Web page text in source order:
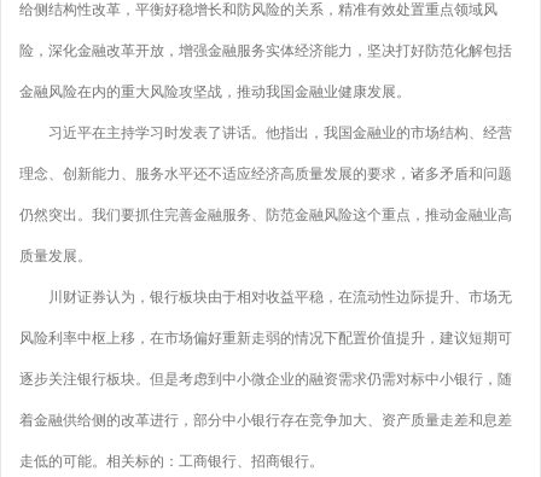
给侧结构性改革，平衡好稳增长和防风险的关系，精准有效处置重点领域风
险，深化金融改革开放，增强金融服务实体经济能力，坚决打好防范化解包括
金融风险在内的重大风险攻坚战，推动我国金融业健康发展。
习近平在主持学习时发表了讲话。他指出，我国金融业的市场结构、经营
理念、创新能力、服务水平还不适应经济高质量发展的要求，诸多矛盾和问题
仍然突出。我们要抓住完善金融服务、防范金融风险这个重点，推动金融业高
质量发展。
川财证券认为，银行板块由于相对收益平稳，在流动性边际提升、市场无
风险利率中枢上移，在市场偏好重新走弱的情况下配置价值提升，建议短期可
逐步关注银行板块。但是考虑到中小微企业的融资需求仍需对标中小银行，随
着金融供给侧的改革进行，部分中小银行存在竞争加大、资产质量走差和息差
走低的可能。相关标的：工商银行、招商银行。